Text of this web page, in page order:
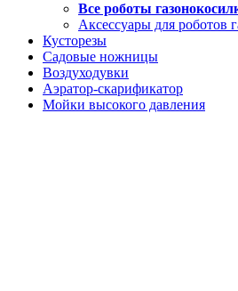
Все роботы
Аксессуары для роботов
Кусторезы
Садовые ножницы
Воздуходувки
Аэратор-скарификатор
Мойки высокого давления